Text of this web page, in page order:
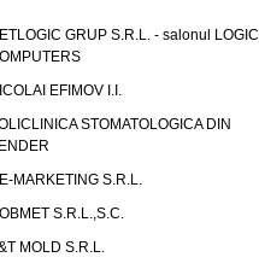
GRUP S.R.L. - salonul LOGIC
EFIMOV I.I.
STOMATOLOGICA DIN
MARKETING S.R.L.
S.R.L.,S.C.
MOLD S.R.L.